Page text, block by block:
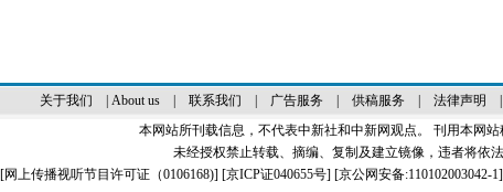
关于我们 About us| 联系我们 广告服务| 供稿服务| 法律声明
本网站所刊载信息，不代表中新社和中新网观点。 刊用本网站
未经授权禁止转载、摘编、复制及建立镜像，违者将依法
[网上传播视听节目许可证（0106168)] [京ICP证040655号] [京公网安备:110102003042-